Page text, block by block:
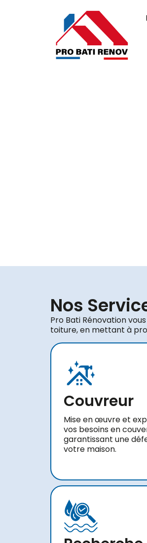
Nos
Pro Bati Rénovation
toiture, en mettant à
Couvreur
Mise en œuvre et
vos besoins en
garantissant une
votre maison.